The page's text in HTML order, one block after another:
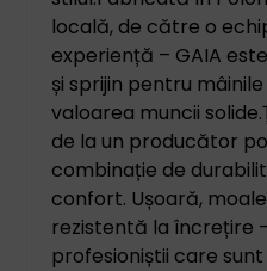
locală, de către o
experiență – GAIA
și sprijin pentru
valoarea muncii solide.
de la un producător
combinație de
confort. Ușoară,
rezistentă la încrețire
profesioniștii care